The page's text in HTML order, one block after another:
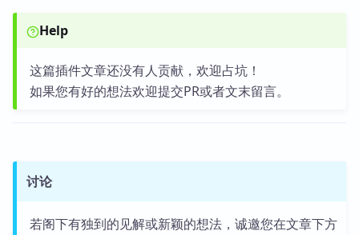
Help
这篇插件文章还没有人贡献，欢迎占坑！
如果您有好的想法欢迎提交PR或者文末留言。
讨论
若阁下有独到的见解或新颖的想法，诚邀您在文章下方